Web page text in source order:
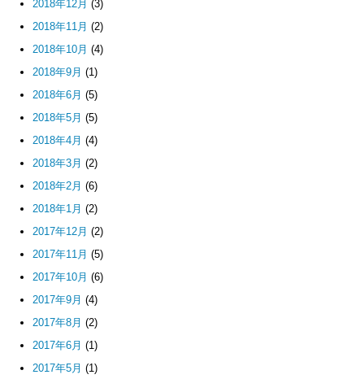
2018年12月 (3)
2018年11月 (2)
2018年10月 (4)
2018年9月 (1)
2018年6月 (5)
2018年5月 (5)
2018年4月 (4)
2018年3月 (2)
2018年2月 (6)
2018年1月 (2)
2017年12月 (2)
2017年11月 (5)
2017年10月 (6)
2017年9月 (4)
2017年8月 (2)
2017年6月 (1)
2017年5月 (1)